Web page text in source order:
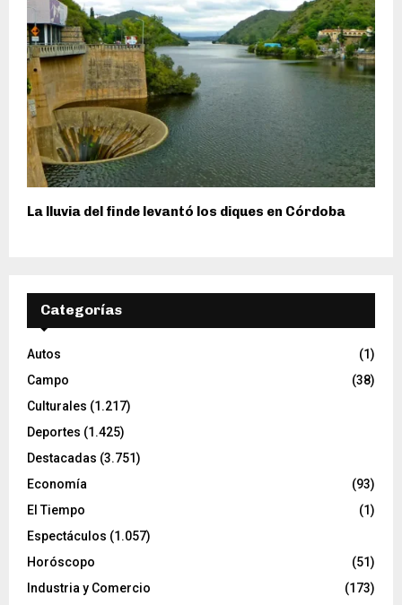
La lluvia del finde levantó los diques en Córdoba
Categorías
Autos
(1)
Campo
(38)
Culturales (1.217)
Deportes (1.425)
Destacadas (3.751)
Economía
(93)
El Tiempo
(1)
Espectáculos (1.057)
Horóscopo
(51)
Industria y Comercio
(173)